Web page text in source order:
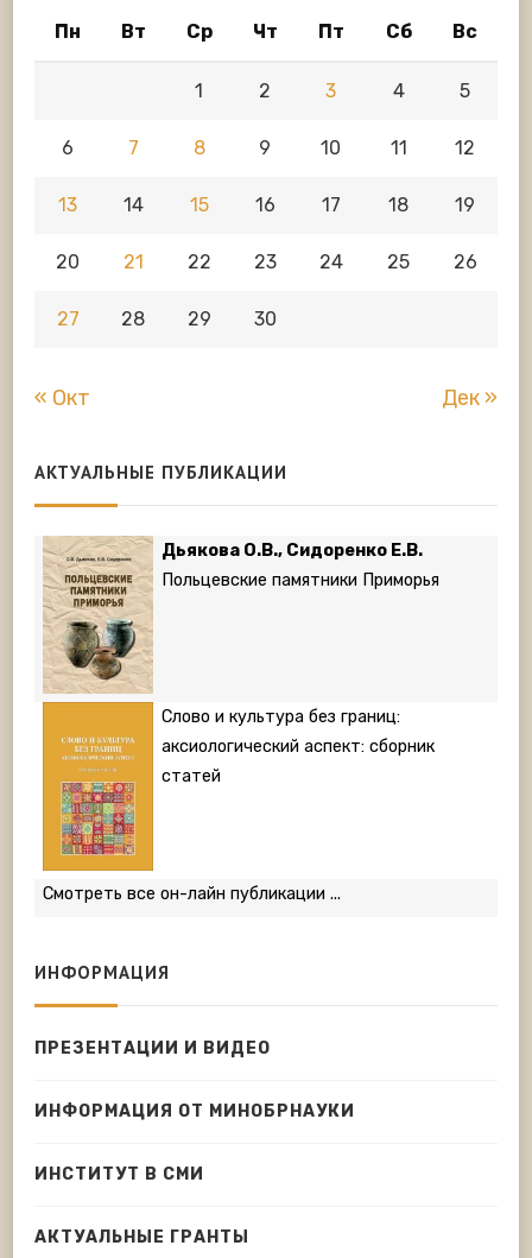
Пн Вт Ср Чт Пт Сб Вс
1 2 3 4 5
6 7 8 9 10 11 12
13 14 15 16 17 18 19
20 21 22 23 24 25 26
27 28 29 30
« Окт Дек »
АКТУАЛЬНЫЕ ПУБЛИКАЦИИ
Дьякова О.В., Сидоренко Е.В.
Польцевские памятники Приморья
Слово и культура без границ:
аксиологический аспект: сборник
статей
Смотреть все он-лайн публикации ...
ИНФОРМАЦИЯ
ПРЕЗЕНТАЦИИ И ВИДЕО
ИНФОРМАЦИЯ ОТ МИНОБРНАУКИ
ИНСТИТУТ В СМИ
АКТУАЛЬНЫЕ ГРАНТЫ